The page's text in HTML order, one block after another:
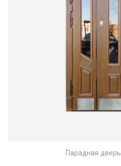
Парадная дверь